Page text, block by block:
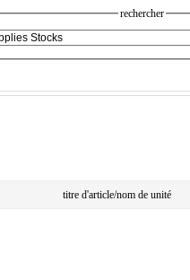
rechercher
titre d'article/nom de unité